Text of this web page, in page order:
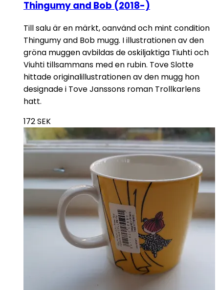
Thingumy and Bob (2018-)
Till salu är en märkt, oanvänd och mint condition
Thingumy and Bob mugg. I illustrationen av den
gröna muggen avbildas de oskiljaktiga Tiuhti och
Viuhti tillsammans med en rubin. Tove Slotte
hittade originalillustrationen av den mugg hon
designade i Tove Janssons roman Trollkarlens
hatt.
172SEK